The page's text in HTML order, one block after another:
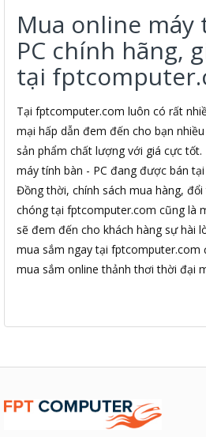
Mua online máy
PC chính hãng,
tại
Tại fptcomputer.com luôn có rất
mại hấp dẫn đem đến cho bạn
sản phẩm chất lượng với giá cực tốt.
máy tính bàn - PC đang được bán
Đồng thời, chính sách mua hàng,
chóng tại fptcomputer.com cũng là
sẽ đem đến cho khách hàng sự hài
mua sắm ngay tại fptcomputer.com
mua sắm online thảnh thơi thời đại